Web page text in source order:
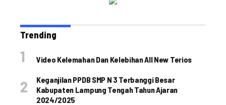
Trending
Video Kelemahan Dan Kelebihan All New Terios
Keganjilan PPDB SMP N 3 Terbanggi Besar
Kabupaten Lampung Tengah Tahun Ajaran
2024/2025